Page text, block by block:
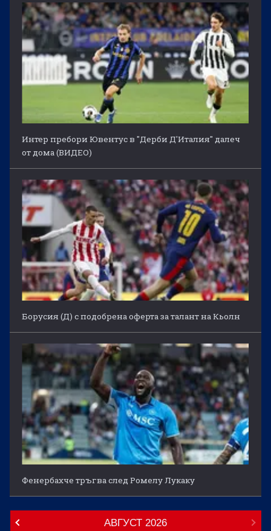
Интер пребори Ювентус в "Дерби Д'Италия" далеч
от дома (ВИДЕО)
Борусия (Д) с подобрена оферта за талант на Кьолн
Фенербахче тръгва след Ромелу Лукаку
АВГУСТ 2026